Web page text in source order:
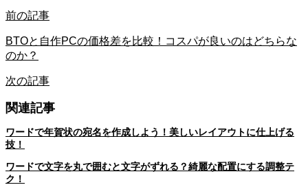
前の記事
BTOと自作PCの価格差を比較！コスパが良いのはどちらな
のか？
次の記事
関連記事
ワードで年賀状の宛名を作成しよう！美しいレイアウトに仕上げる
技！
ワードで文字を丸で囲むと文字がずれる？綺麗な配置にする調整テ
ク！